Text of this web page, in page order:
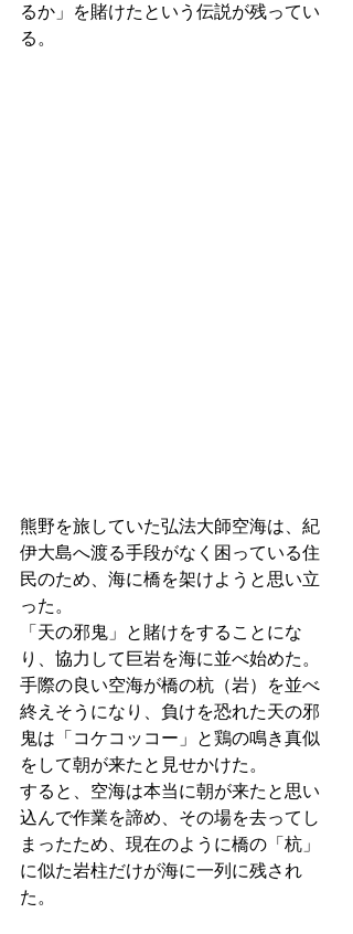
るか」を賭けたという伝説が残ってい
る。
熊野を旅していた弘法大師空海は、紀
伊大島へ渡る手段がなく困っている住
民のため、海に橋を架けようと思い立
った。
「天の邪鬼」と賭けをすることにな
り、協力して巨岩を海に並べ始めた。
手際の良い空海が橋の杭（岩）を並べ
終えそうになり、負けを恐れた天の邪
鬼は「コケコッコー」と鶏の鳴き真似
をして朝が来たと見せかけた。
すると、空海は本当に朝が来たと思い
込んで作業を諦め、その場を去ってし
まったため、現在のように橋の「杭」
に似た岩柱だけが海に一列に残され
た。